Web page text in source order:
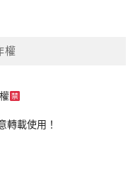
權
轉載使用！